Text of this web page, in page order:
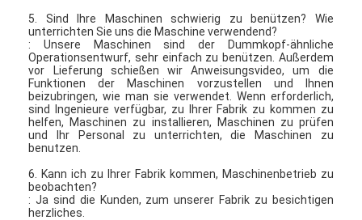
5. Sind Ihre Maschinen schwierig zu benützen? Wie
unterrichten Sie uns die Maschine verwendend?
: Unsere Maschinen sind der Dummkopf-ähnliche
Operationsentwurf, sehr einfach zu benützen. Außerdem
vor Lieferung schießen wir Anweisungsvideo, um die
Funktionen der Maschinen vorzustellen und Ihnen
beizubringen, wie man sie verwendet. Wenn erforderlich,
sind Ingenieure verfügbar, zu Ihrer Fabrik zu kommen zu
helfen, Maschinen zu installieren, Maschinen zu prüfen
und Ihr Personal zu unterrichten, die Maschinen zu
benutzen.
6. Kann ich zu Ihrer Fabrik kommen, Maschinenbetrieb zu
beobachten?
: Ja sind die Kunden, zum unserer Fabrik zu besichtigen
herzliches.